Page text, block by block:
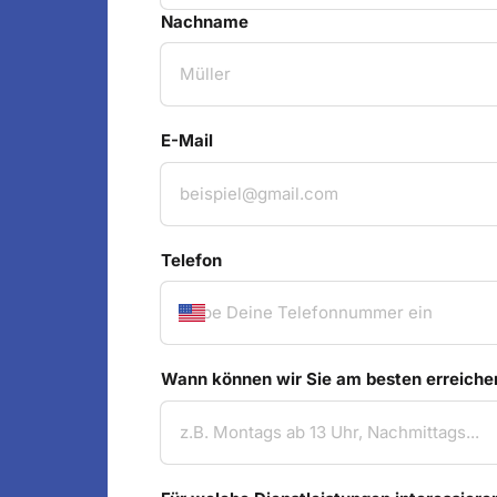
Nachname
E-Mail
Telefon
Wann können wir Sie am besten